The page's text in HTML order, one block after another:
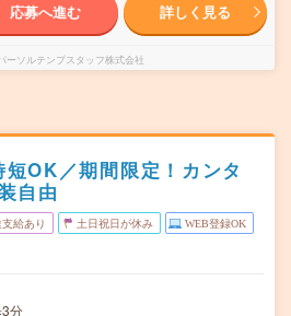
応募へ進む 詳しく見る
ーソルテンプスタッフ株式会社
OK／期間限定！カンタ
自由
給あり 土日祝日が休み WEB登録OK
分